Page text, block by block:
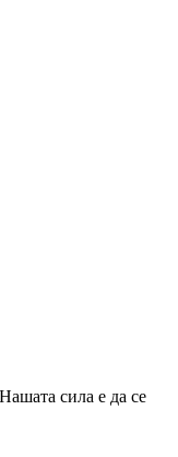
сила е да се